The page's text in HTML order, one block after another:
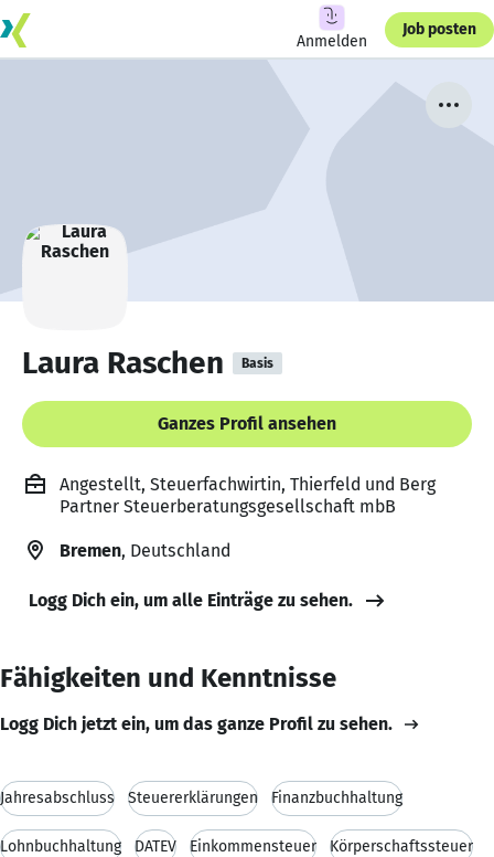
Anmelden
Job posten
Laura Raschen Basis
Ganzes Profil ansehen
Angestellt, Steuerfachwirtin, Thierfeld und Berg
Partner Steuerberatungsgesellschaft mbB
Bremen, Deutschland
Logg Dich ein, um alle Einträge zu sehen.
Fähigkeiten und Kenntnisse
Logg Dich jetzt ein, um das ganze Profil zu sehen.
Jahresabschluss Steuererklärungen Finanzbuchhaltung
Lohnbuchhaltung DATEV Einkommensteuer Körperschaftssteuer